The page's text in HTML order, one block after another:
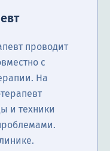
проводит
с
На
и техники